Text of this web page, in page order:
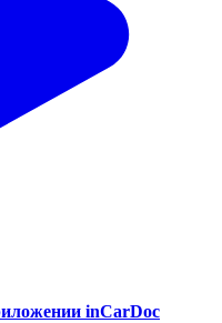
inCarDoc